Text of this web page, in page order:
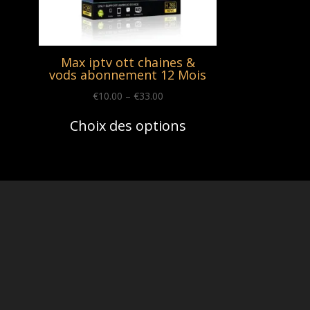
Max iptv ott chaines &
vods abonnement 12 Mois
€10.00 – €33.00Price
€10.00
Choix des options